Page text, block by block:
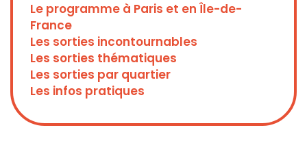
Le programme à Paris et en Île-de-
France
Les sorties incontournables
Les sorties thématiques
Les sorties par quartier
Les infos pratiques